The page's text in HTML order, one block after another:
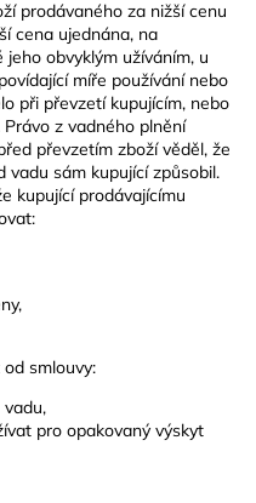
prodávaného za nižší cenu
cena ujednána, na
obvyklým užíváním, u
míře používání nebo
při převzetí kupujícím, nebo
z vadného plnění
převzetím zboží věděl, že
vadu sám kupující způsobil.
kupující prodávajícímu
smlouvy:
pro opakovaný výskyt